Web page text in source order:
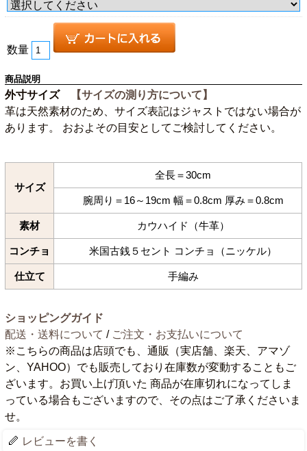
数量
商品説明
外寸サイズ
【サイズの測り方について】
革は天然素材のため、サイズ表記はジャストではない場合が
あります。 おおよその目安としてご検討してください。
サイズ
全長＝30cm
腕周り＝16～19cm 幅＝0.8cm 厚み＝0.8cm
素材 カウハイド（牛革）
コンチョ 米国古銭５セント コンチョ（ニッケル）
仕立て 手編み
ショッピングガイド
配送・送料について / ご注文・お支払いについて
※こちらの商品は店頭でも、通販（実店舗、楽天、アマゾ
ン、YAHOO）でも販売しており在庫数が変動することもご
ざいます。お買い上げ頂いた 商品が在庫切れになってしま
っている場合もございますので、その点はご了承くださいま
せ。
レビューを書く